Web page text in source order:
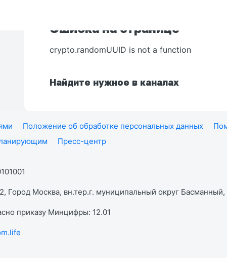
Ошибка на странице
crypto.randomUUID is not a function
Найдите нужное в каналах
Положение об обработке персональных данных
Пресс-центр
Город Москва, вн.тер.г. муниципальный округ
приказу Минцифры: 12.01